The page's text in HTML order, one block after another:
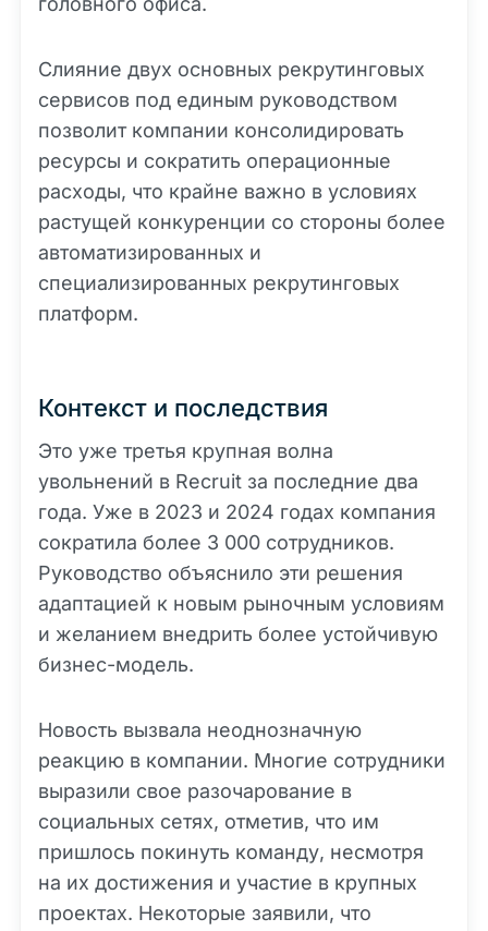
Слияние двух основных рекрутинговых
сервисов под единым руководством
позволит компании консолидировать
ресурсы и сократить операционные
расходы, что крайне важно в условиях
растущей конкуренции со стороны более
автоматизированных и
специализированных рекрутинговых
платформ.
Контекст и последствия
Это уже третья крупная волна
увольнений в Recruit за последние два
года. Уже в 2023 и 2024 годах компания
сократила более 3 000 сотрудников.
Руководство объяснило эти решения
адаптацией к новым рыночным условиям
и желанием внедрить более устойчивую
бизнес-модель.
Новость вызвала неоднозначную
реакцию в компании. Многие сотрудники
выразили свое разочарование в
социальных сетях, отметив, что им
пришлось покинуть команду, несмотря
на их достижения и участие в крупных
проектах. Некоторые заявили, что